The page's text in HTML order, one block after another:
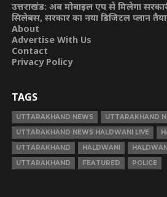
उत्तराखंड: अब मोबाइल एप से मिलेगा
सिलेबस, सरकार का नया डिजिटल प्लान
About
Advertise With Us
Contact
Privacy Policy
TAGS
UTTARAKHAND NEWS
UTTARAKHAND
UTTARAKHAND NEWS HALDWANI LIVE
UTTARAKHAND
HALDWANI
UTTARAKHAND
FEATURED POLICE